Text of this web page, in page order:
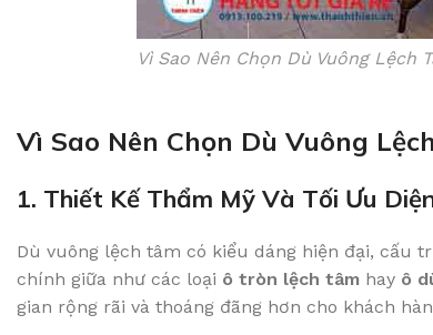
Vì Sao Nên Chọn Dù Vuông Lệch
Vì Sao Nên Chọn Dù Vuông
1. Thiết Kế Thẩm Mỹ Và Tối Ưu
Dù vuông lệch tâm có kiểu dáng hiện đại, cấu
chính giữa như các loại ô tròn lệch tâm hay ô
gian rộng rãi và thoáng đãng hơn cho khách